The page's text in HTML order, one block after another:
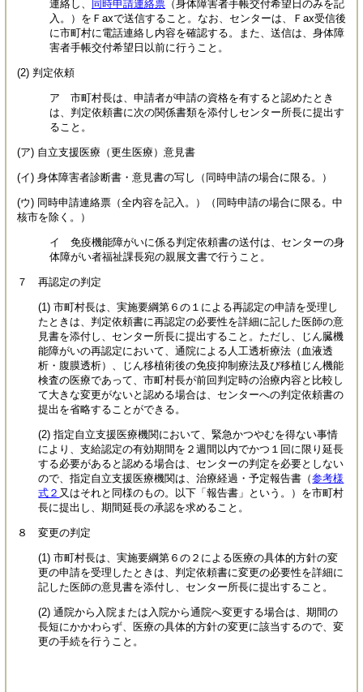
連絡し、 同時申請連絡票 （身体障害者手帳交付希望日のみを記
入。）をＦaxで送信すること。なお、センターは、Ｆax受信後
に市町村に電話連絡し内容を確認する。また、送信は、身体障
害者手帳交付希望日以前に行うこと。
(2) 判定依頼
ア 市町村長は、申請者が申請の資格を有すると認めたとき
は、判定依頼書に次の関係書類を添付しセンター所長に提出す
ること。
(ア) 自立支援医療（更生医療）意見書
(イ) 身体障害者診断書・意見書の写し（同時申請の場合に限る。）
(ウ) 同時申請連絡票（全内容を記入。）（同時申請の場合に限る。中
核市を除く。）
イ 免疫機能障がいに係る判定依頼書の送付は、センターの身
体障がい者福祉課長宛の親展文書で行うこと。
７ 再認定の判定
(1) 市町村長は、実施要綱第６の１による再認定の申請を受理し
たときは、判定依頼書に再認定の必要性を詳細に記した医師の意
見書を添付し、センター所長に提出すること。ただし、じん臓機
能障がいの再認定において、通院による人工透析療法（血液透
析・腹膜透析）、じん移植術後の免疫抑制療法及び移植じん機能
検査の医療であって、市町村長が前回判定時の治療内容と比較し
て大きな変更がないと認める場合は、センターへの判定依頼書の
提出を省略することができる。
(2) 指定自立支援医療機関において、緊急かつやむを得ない事情
により、支給認定の有効期間を２週間以内でかつ１回に限り延長
する必要があると認める場合は、センターの判定を必要としない
ので、指定自立支援医療機関は、治療経過・予定報告書（参考様
式２ 又はそれと同様のもの。以下「報告書」という。）を市町村
長に提出し、期間延長の承認を求めること。
８ 変更の判定
(1) 市町村長は、実施要綱第６の２による医療の具体的方針の変
更の申請を受理したときは、判定依頼書に変更の必要性を詳細に
記した医師の意見書を添付し、センター所長に提出すること。
(2) 通院から入院または入院から通院へ変更する場合は、期間の
長短にかかわらず、医療の具体的方針の変更に該当するので、変
更の手続を行うこと。